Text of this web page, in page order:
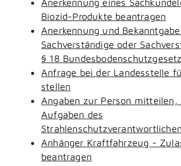
Biozid-Produkte beantragen
Anerkennung und
Sachverständige oder
§ 18 Bundesbodenschutzgesetz
Anfrage bei der Landesstelle
stellen
Angaben zur Person mitteilen,
Aufgaben des
Anhänger Kraftfahrzeug -
beantragen